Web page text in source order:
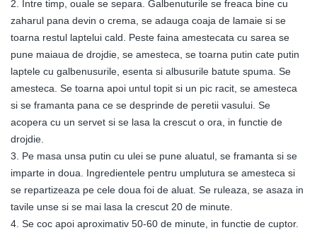
2. Intre timp, ouale se separa. Galbenuturile se freaca bine cu
zaharul pana devin o crema, se adauga coaja de lamaie si se
toarna restul laptelui cald. Peste faina amestecata cu sarea se
pune maiaua de drojdie, se amesteca, se toarna putin cate putin
laptele cu galbenusurile, esenta si albusurile batute spuma. Se
amesteca. Se toarna apoi untul topit si un pic racit, se amesteca
si se framanta pana ce se desprinde de peretii vasului. Se
acopera cu un servet si se lasa la crescut o ora, in functie de
drojdie.
3. Pe masa unsa putin cu ulei se pune aluatul, se framanta si se
imparte in doua. Ingredientele pentru umplutura se amesteca si
se repartizeaza pe cele doua foi de aluat. Se ruleaza, se asaza in
tavile unse si se mai lasa la crescut 20 de minute.
4. Se coc apoi aproximativ 50-60 de minute, in functie de cuptor.